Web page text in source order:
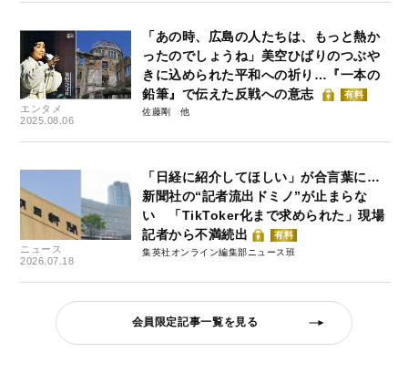
エンタメ
2025.08.06
「あの時、広島の人たちは、もっと熱か
ったのでしょうね」美空ひばりのつぶや
きに込められた平和への祈り…『一本の
鉛筆』で伝えた反戦への意志
有料
佐藤剛
ニュース
2026.07.18
「日経に紹介してほしい」が合言葉に…
新聞社の“記者流出ドミノ”が止まらな
い 「TikToker化まで求められた」現場
記者から不満続出
有料
集英社オンライン編集部ニュース班
会員限定記事一覧を見る